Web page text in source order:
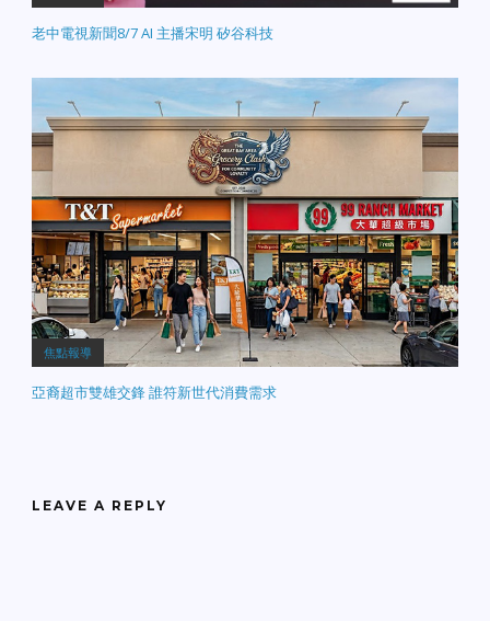
老中電視新聞8/7 AI 主播宋明 矽谷科技
焦點報導
亞裔超市雙雄交鋒 誰符新世代消費需求
LEAVE A REPLY